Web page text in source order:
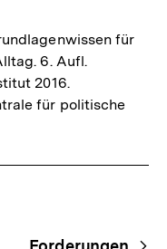
für
6. Aufl.
2016.
für politische